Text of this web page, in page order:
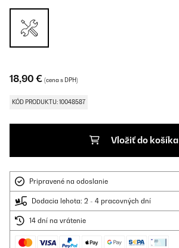
18,90 € (cena s DPH)
KÓD PRODUKTU: 10048587
Vložiť do košíka
Pripravené na odoslanie
Dodacia lehota: 2 - 4 pracovných dní
14 dní na vrátenie